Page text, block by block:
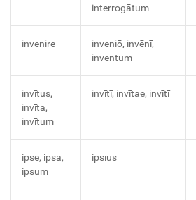
interrogātum
invenire
inveniō, invēnī,
inventum
invītus,
invīta,
invītum
invītī, invītae, invītī
ipse, ipsa,
ipsum
ipsīus